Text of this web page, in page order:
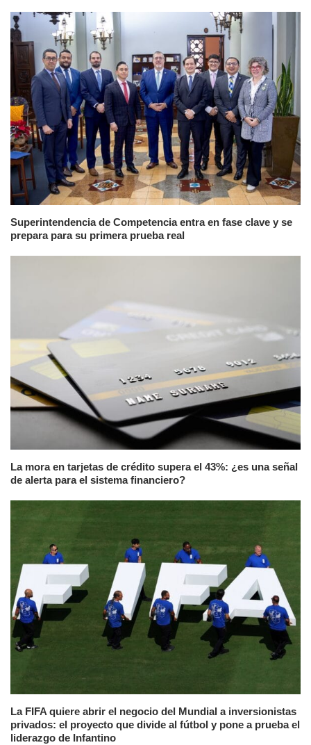
Superintendencia de Competencia entra en fase clave y se
prepara para su primera prueba real
La mora en tarjetas de crédito supera el 43%: ¿es una señal
de alerta para el sistema financiero?
La FIFA quiere abrir el negocio del Mundial a inversionistas
privados: el proyecto que divide al fútbol y pone a prueba el
liderazgo de Infantino